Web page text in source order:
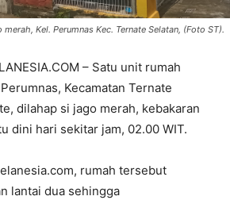
Kel. Perumnas Kec. Ternate Selatan, (Foto ST).
– Satu unit rumah
Kecamatan Ternate
dilahap si jago merah, kebakaran
dini hari sekitar jam, 02.00 WIT.
rumah tersebut
lantai dua sehingga